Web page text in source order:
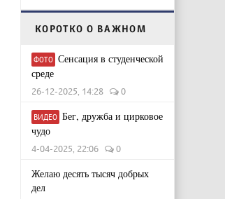
КОРОТКО О ВАЖНОМ
ФОТО Сенсация в студенческой
среде
26-12-2025, 14:28 0
ВИДЕО Бег, дружба и цирковое
чудо
4-04-2025, 22:06 0
Желаю десять тысяч добрых
дел